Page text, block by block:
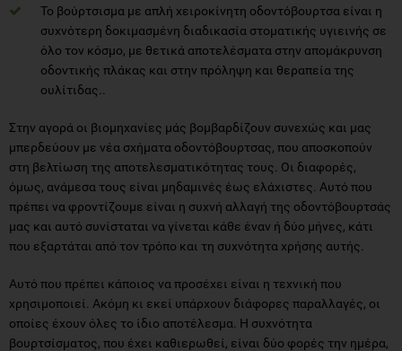
Το βούρτσισμα με απλή χειροκίνητη οδοντόβουρτσα είναι η
συχνότερη δοκιμασμένη διαδικασία στοματικής υγιεινής σε
όλο τον κόσμο, με θετικά αποτελέσματα στην απομάκρυνση
οδοντικής πλάκας και στην πρόληψη και θεραπεία της
ουλίτιδας..
Στην αγορά οι βιομηχανίες μάς βομβαρδίζουν συνεχώς και μας
μπερδεύουν με νέα σχήματα οδοντόβουρτσας, που αποσκοπούν
στη βελτίωση της αποτελεσματικότητας τους. Οι διαφορές,
όμως, ανάμεσα τους είναι μηδαμινές έως ελάχιστες. Αυτό που
πρέπει να φροντίζουμε είναι η συχνή αλλαγή της οδοντόβουρτσάς
μας και αυτό συνίσταται να γίνεται κάθε έναν ή δύο μήνες, κάτι
που εξαρτάται από τον τρόπο και τη συχνότητα χρήσης αυτής.
Αυτό που πρέπει κάποιος να προσέχει είναι η τεχνική που
χρησιμοποιεί. Ακόμη κι εκεί υπάρχουν διάφορες παραλλαγές, οι
οποίες έχουν όλες το ίδιο αποτέλεσμα. Η συχνότητα
βουρτσίσματος, που έχει καθιερωθεί, είναι δύο φορές την ημέρα,